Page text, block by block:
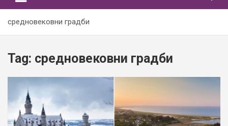
средновековни градби
Tag: средновековни градби